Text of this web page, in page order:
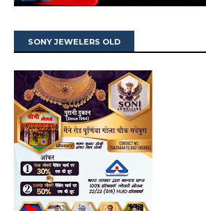
SONY JEWELERS OLD